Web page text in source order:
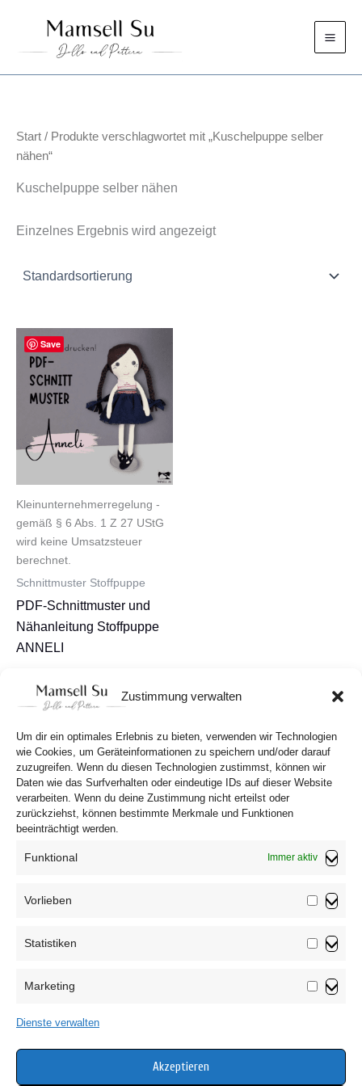
Zustimmung verwalten
Um dir ein optimales Erlebnis zu bieten, verwenden wir Technologien
wie Cookies, um Geräteinformationen zu speichern und/oder darauf
zuzugreifen. Wenn du diesen Technologien zustimmst, können wir
Daten wie das Surfverhalten oder eindeutige IDs auf dieser Website
verarbeiten. Wenn du deine Zustimmung nicht erteilst oder
zurückziehst, können bestimmte Merkmale und Funktionen
beeinträchtigt werden.
Funktional Immer aktiv
Vorlieben
Statistiken
Marketing
Dienste verwalten
Akzeptieren
springen
Start / Produkte verschlagwortet mit „Kuschelpuppe selber
nähen“
Kuschelpuppe selber nähen
Einzelnes Ergebnis wird angezeigt
Kleinunternehmerregelung -
gemäß § 6 Abs. 1 Z 27 UStG
wird keine Umsatzsteuer
berechnet.
Schnittmuster Stoffpuppe
PDF-Schnittmuster und
Nähanleitung Stoffpuppe
ANNELI
In den Warenkorb
Cookie-Richtlinie (EU)
Save